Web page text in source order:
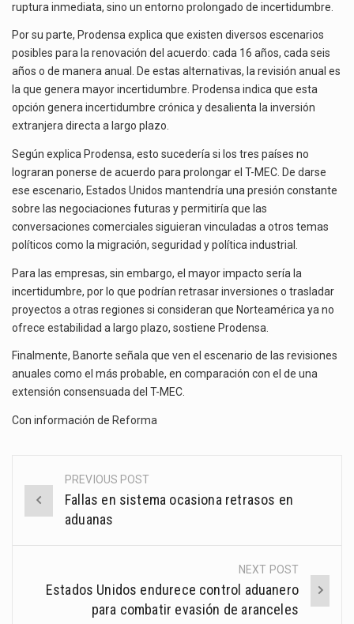
ruptura inmediata, sino un entorno prolongado de incertidumbre.
Por su parte, Prodensa explica que existen diversos escenarios
posibles para la renovación del acuerdo: cada 16 años, cada seis
años o de manera anual. De estas alternativas, la revisión anual es
la que genera mayor incertidumbre. Prodensa indica que esta
opción genera incertidumbre crónica y desalienta la inversión
extranjera directa a largo plazo.
Según explica Prodensa, esto sucedería si los tres países no
lograran ponerse de acuerdo para prolongar el T-MEC. De darse
ese escenario, Estados Unidos mantendría una presión constante
sobre las negociaciones futuras y permitiría que las
conversaciones comerciales siguieran vinculadas a otros temas
políticos como la migración, seguridad y política industrial.
Para las empresas, sin embargo, el mayor impacto sería la
incertidumbre, por lo que podrían retrasar inversiones o trasladar
proyectos a otras regiones si consideran que Norteamérica ya no
ofrece estabilidad a largo plazo, sostiene Prodensa.
Finalmente, Banorte señala que ven el escenario de las revisiones
anuales como el más probable, en comparación con el de una
extensión consensuada del T-MEC.
Con información de Reforma
Post
navigation
PREVIOUS POST
Fallas en sistema ocasiona retrasos en
aduanas
NEXT POST
Estados Unidos endurece control aduanero
para combatir evasión de aranceles